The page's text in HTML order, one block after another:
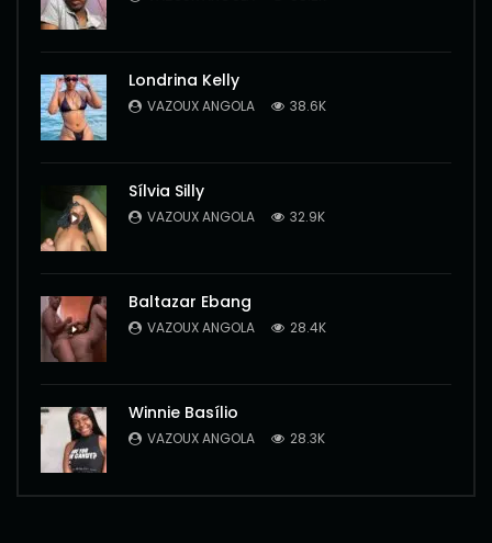
Londrina Kelly
VAZOUX ANGOLA 38.6K
Sílvia Silly
VAZOUX ANGOLA 32.9K
Baltazar Ebang
VAZOUX ANGOLA 28.4K
Winnie Basílio
VAZOUX ANGOLA 28.3K